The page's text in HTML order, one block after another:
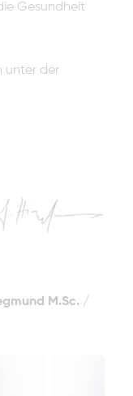
Gesundheit
unter der
M.Sc. /